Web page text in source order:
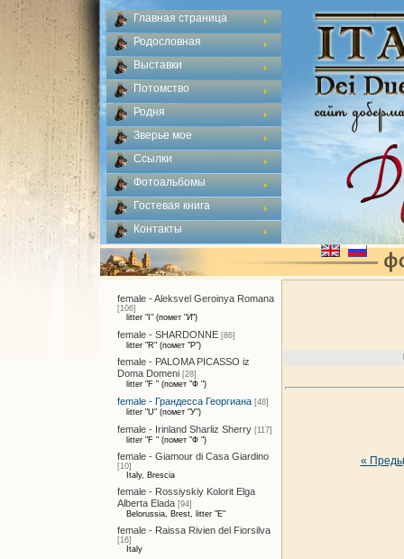
Главная страница
Родословная
Выставки
Потомство
Родня
Зверье мое
Ссылки
Фотоальбомы
Гостевая книга
Контакты
female - Aleksvel Geroinya Romana
[106]
litter "I" (помет "И")
female - SHARDONNE [86]
litter "R" (помет "Р")
female - PALOMA PICASSO iz
Doma Domeni [28]
litter "F " (помет "Ф ")
female - Грандесса Георгиана [48]
litter "U" (помет "У")
female - Irinland Sharliz Sherry [117]
litter "F " (помет "Ф ")
female - Giamour di Casa Giardino
[10]
Italy, Brescia
female - Rossiyskiy Kolorit Elga
Alberta Elada [94]
Belorussia, Brest, litter "E"
female - Raissa Rivien del Fiorsilva
[16]
Italy
«